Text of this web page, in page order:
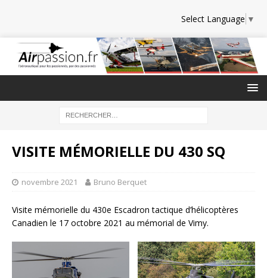
Select Language ▼
VISITE MÉMORIELLE DU 430 SQ
novembre 2021 Bruno Berquet
Visite mémorielle du 430e Escadron tactique d’hélicoptères
Canadien le 17 octobre 2021 au mémorial de Vimy.